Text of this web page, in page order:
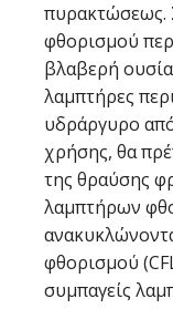
πυρακτώσεως.
φθορισμού
βλαβερή
λαμπτήρες
υδράργυρο από
χρήσης, θα
της θραύσης
λαμπτήρων
φθορισμού
συμπαγείς